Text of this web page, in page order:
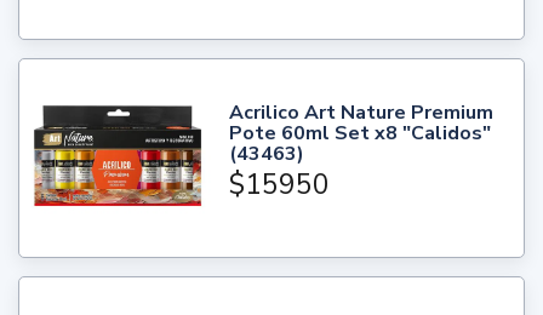
Acrilico Art Nature Premium
Pote 60ml Set x8 "Calidos"
(43463)
$15950